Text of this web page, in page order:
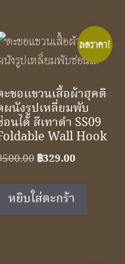
ลดราคา!
ะขอแขวนเสื้อผ้าฮุคติ
ผนังรูปเหลี่ยมพับ
นได้ สีเทาดำ SS09
Wall Hook
500.00 Original
was:
฿500.00.
฿329.00Current
หยิบใส่ตะกร้า